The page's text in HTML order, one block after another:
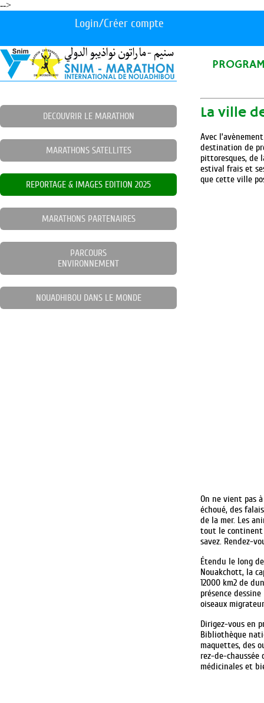
-->
Login/Créer compte
DECOUVRIR LE MARATHON
MARATHONS SATELLITES
REPORTAGE & IMAGES EDITION 2025
MARATHONS PARTENAIRES
PARCOURS
ENVIRONNEMENT
NOUADHIBOU DANS LE MONDE
La ville
Avec
destination de
pittoresques, de
estival frais et
que cette ville
On ne vient pas
échoué, des
de la mer. Les
tout le continent
savez. Rendez-
Étendu le long
Nouakchott, la
12000 km2 de
présence
oiseaux
Dirigez-vous en
Bibliothèque
maquettes, des
rez-de-chaussée
médicinales et